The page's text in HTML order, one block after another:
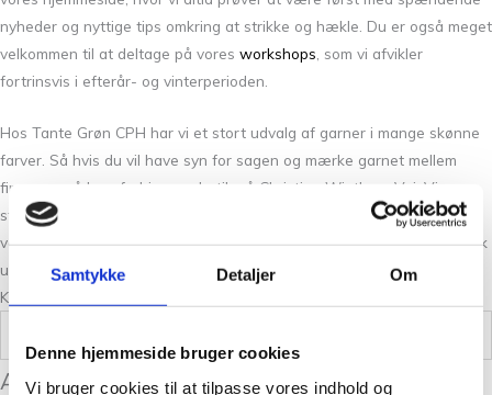
Samtykke Detaljer Om
Denne hjemmeside bruger cookies
Vi bruger cookies til at tilpasse vores indhold og
nyheder og nyttige tips omkring at strikke og hækle. Du er også meget
velkommen til at deltage på vores workshops , som vi afvikler
fortrinsvis i efterår- og vinterperioden.
Hos Tante Grøn CPH har vi et stort udvalg af garner i mange skønne
farver. Så hvis du vil have syn for sagen og mærke garnet mellem
fingrene, så kom forbi vores butik på Christian Winthers Vej. Vi
stræber altid efter en personlig og nøje vejledning så du er på sikker
vej med dine fremtidige strikkeeventyr. Hvis ikke lige Fivel 100% Norsk
uld er det rette for dig, så har vi helt sikkert det rette garn for dig.
Kontakt os her på siden, på telefon eller over email.
Anmeldelser